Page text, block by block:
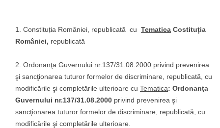
Constituția României, republicată cu Tematica Costituția
României, republicată
Ordonanţa Guvernului nr.137/31.08.2000 privind prevenirea
şi sancţionarea tuturor formelor de discriminare, republicată, cu
modificările şi completările ulterioare cu Tematica: Ordonanţa
Guvernului nr.137/31.08.2000 privind prevenirea şi
sancţionarea tuturor formelor de discriminare, republicată, cu
modificările şi completările ulterioare.